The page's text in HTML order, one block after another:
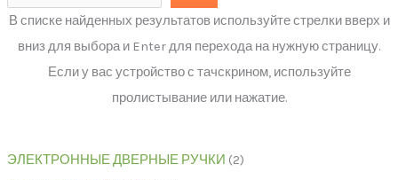
В списке найденных результатов используйте стрелки вверх и
вниз для выбора и Enter для перехода на нужную страницу.
Если у вас устройство с тачскрином, используйте
пролистывание или нажатие.
ЭЛЕКТРОННЫЕ ДВЕРНЫЕ РУЧКИ 2